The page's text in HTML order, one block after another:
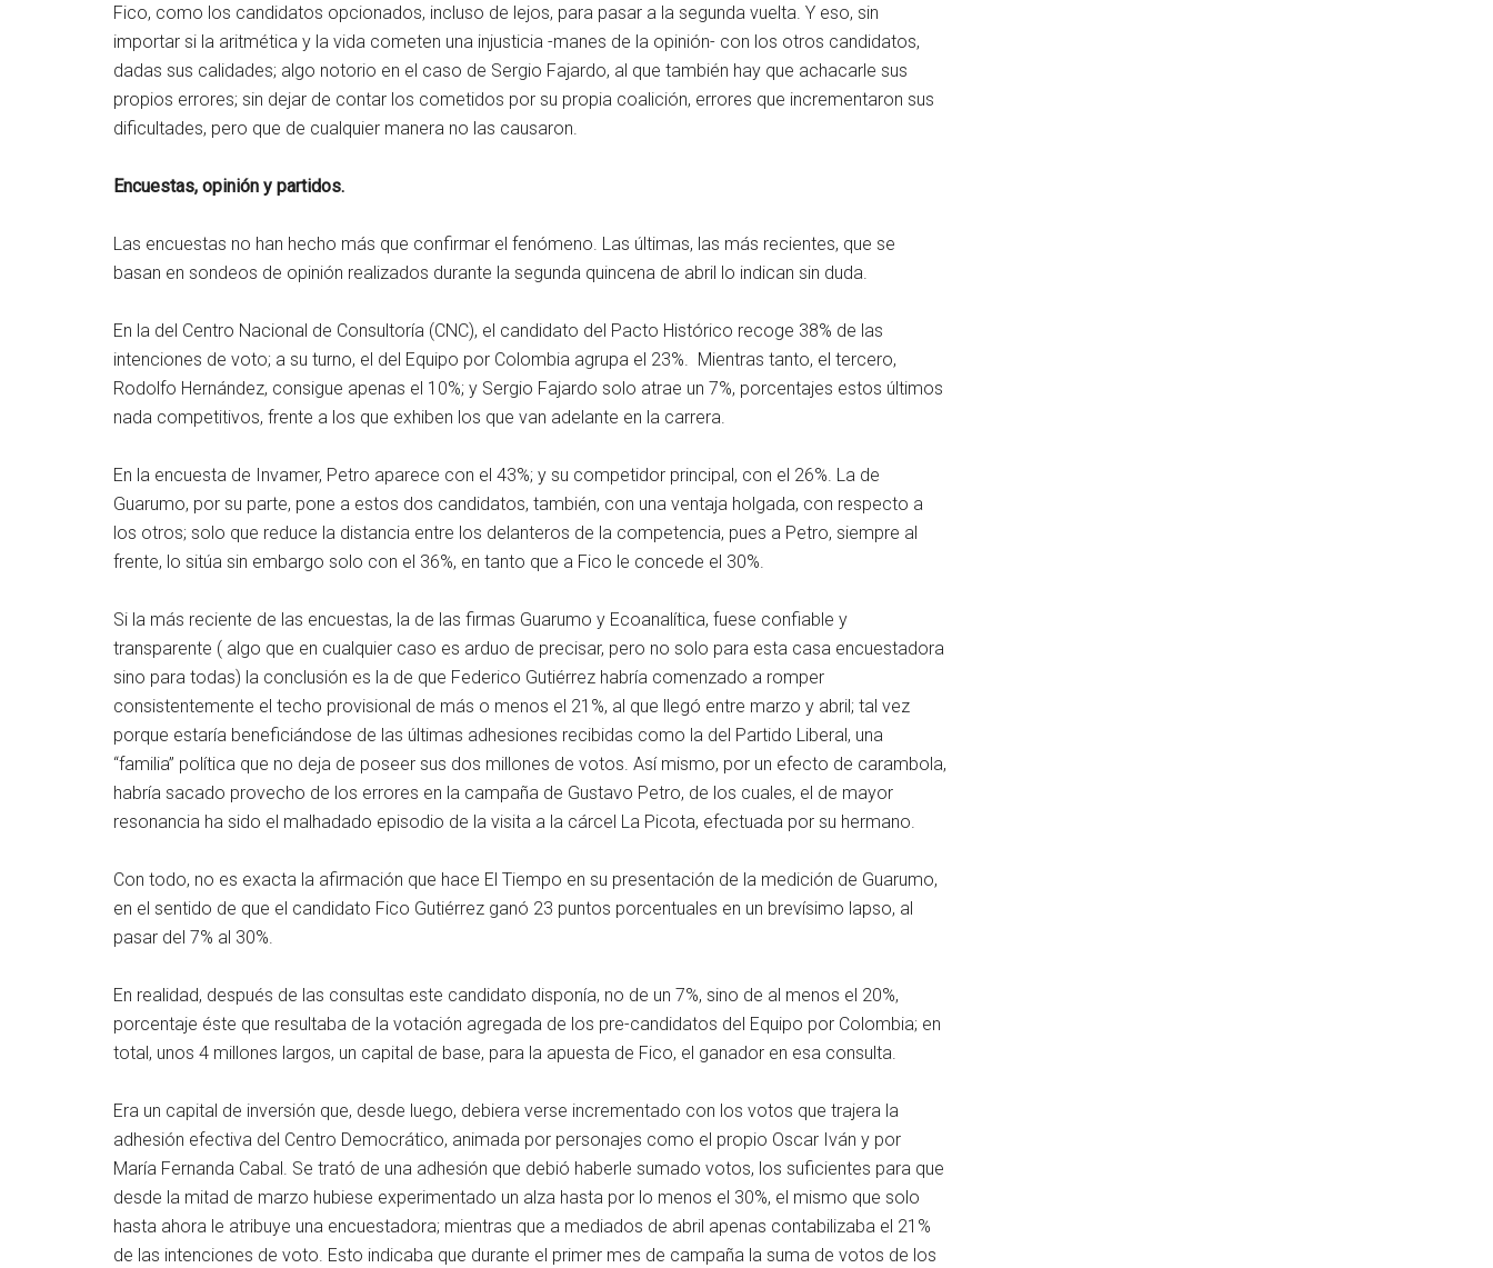
Fico, como los candidatos opcionados, incluso de lejos, para pasar a la segunda vuelta. Y eso, sin
importar si la aritmética y la vida cometen una injusticia -manes de la opinión- con los otros candidatos,
dadas sus calidades; algo notorio en el caso de Sergio Fajardo, al que también hay que achacarle sus
propios errores; sin dejar de contar los cometidos por su propia coalición, errores que incrementaron sus
dificultades, pero que de cualquier manera no las causaron.
Encuestas, opinión y partidos.
Las encuestas no han hecho más que confirmar el fenómeno. Las últimas, las más recientes, que se
basan en sondeos de opinión realizados durante la segunda quincena de abril lo indican sin duda.
En la del Centro Nacional de Consultoría (CNC), el candidato del Pacto Histórico recoge 38% de las
intenciones de voto; a su turno, el del Equipo por Colombia agrupa el 23%. Mientras tanto, el tercero,
Rodolfo Hernández, consigue apenas el 10%; y Sergio Fajardo solo atrae un 7%, porcentajes estos últimos
nada competitivos, frente a los que exhiben los que van adelante en la carrera.
En la encuesta de Invamer, Petro aparece con el 43%; y su competidor principal, con el 26%. La de
Guarumo, por su parte, pone a estos dos candidatos, también, con una ventaja holgada, con respecto a
los otros; solo que reduce la distancia entre los delanteros de la competencia, pues a Petro, siempre al
frente, lo sitúa sin embargo solo con el 36%, en tanto que a Fico le concede el 30%.
Si la más reciente de las encuestas, la de las firmas Guarumo y Ecoanalítica, fuese confiable y
transparente ( algo que en cualquier caso es arduo de precisar, pero no solo para esta casa encuestadora
sino para todas) la conclusión es la de que Federico Gutiérrez habría comenzado a romper
consistentemente el techo provisional de más o menos el 21%, al que llegó entre marzo y abril; tal vez
porque estaría beneficiándose de las últimas adhesiones recibidas como la del Partido Liberal, una
“familia” política que no deja de poseer sus dos millones de votos. Así mismo, por un efecto de carambola,
habría sacado provecho de los errores en la campaña de Gustavo Petro, de los cuales, el de mayor
resonancia ha sido el malhadado episodio de la visita a la cárcel La Picota, efectuada por su hermano.
Con todo, no es exacta la afirmación que hace El Tiempo en su presentación de la medición de Guarumo,
en el sentido de que el candidato Fico Gutiérrez ganó 23 puntos porcentuales en un brevísimo lapso, al
pasar del 7% al 30%.
En realidad, después de las consultas este candidato disponía, no de un 7%, sino de al menos el 20%,
porcentaje éste que resultaba de la votación agregada de los pre-candidatos del Equipo por Colombia; en
total, unos 4 millones largos, un capital de base, para la apuesta de Fico, el ganador en esa consulta.
Era un capital de inversión que, desde luego, debiera verse incrementado con los votos que trajera la
adhesión efectiva del Centro Democrático, animada por personajes como el propio Oscar Iván y por
María Fernanda Cabal. Se trató de una adhesión que debió haberle sumado votos, los suficientes para que
desde la mitad de marzo hubiese experimentado un alza hasta por lo menos el 30%, el mismo que solo
hasta ahora le atribuye una encuestadora; mientras que a mediados de abril apenas contabilizaba el 21%
de las intenciones de voto. Esto indicaba que durante el primer mes de campaña la suma de votos de los